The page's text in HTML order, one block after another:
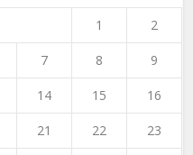
1 2
7 8 9
14 15 16
21 22 23